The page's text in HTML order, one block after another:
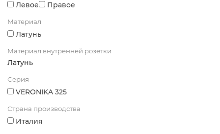
Левое Правое
Материал
Латунь
Материал внутренней розетки
Латунь
Серия
VERONIKA 325
Страна производства
Италия